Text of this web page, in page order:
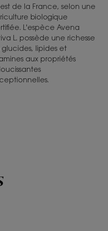
de la France, selon une
biologique
L'espèce Avena
L. possède une richesse
glucides, lipides et
aux propriétés